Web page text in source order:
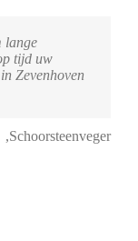
lange
tijd uw
Zevenhoven
,Schoorsteenveger